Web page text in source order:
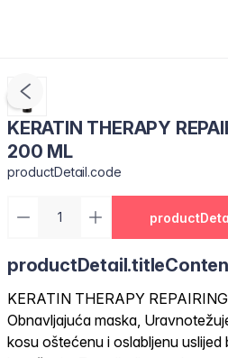
KERATIN THERAPY
200 ML
productDetail.code
KERATIN THERAPY
Obnavljajuća maska,
kosu oštećenu i oslabljenu uslijed